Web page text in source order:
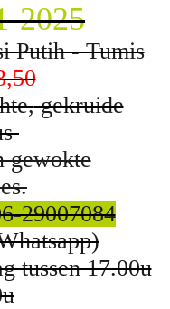
2025
Putih - Tumis
gekruide
gewokte
29007084
tussen 17.00u